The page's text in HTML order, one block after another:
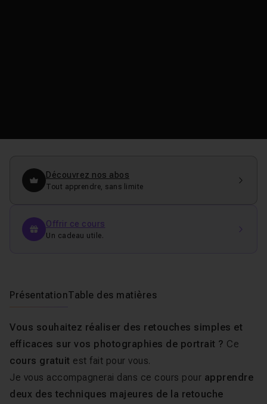
Découvrez nos abos
Tout apprendre, sans limite
Offrir ce cours
Un cadeau utile.
PrésentationTable des matières
Vous souhaitez réaliser des retouches simples et
efficaces sur vos photographies de portrait ? Ce
cours gratuit est fait pour vous.
Je vous accompagnerai dans ce cours pour apprendre
deux des techniques majeures de la retouche